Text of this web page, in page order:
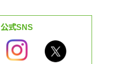
公式SNS